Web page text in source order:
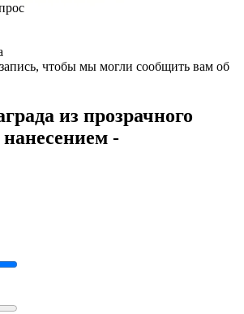
чтобы мы могли сообщить вам об
из прозрачного
-